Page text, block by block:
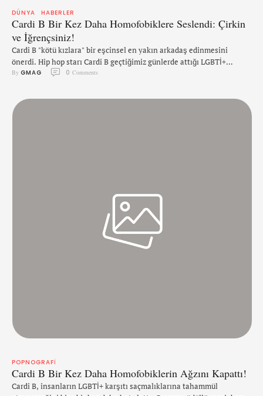
DÜNYA HABERLER
Cardi B Bir Kez Daha Homofobiklere Seslendi: Çirkin
ve İğrençsiniz!
Cardi B "kötü kızlara" bir eşcinsel en yakın arkadaş edinmesini
önerdi. Hip hop starı Cardi B geçtiğimiz günlerde attığı LGBTİ+
destekçisi tweet ile homofobiklere "sadece çirkinler" dedi.
"Her kötü kızın bir eşcinsel en yakın arkadaşı ya da en yakın eşcinsel
kuzeni olmalı." Diyen Grammy Ödüllü rapçi, tweetini "Eğer
By GMAG 0 Comments
POPNOGRAFI
Cardi B Bir Kez Daha Homofobiklerin Ağzını Kapattı!
Cardi B, insanların LGBTİ+ karşıtı saçmalıklarına tahammül